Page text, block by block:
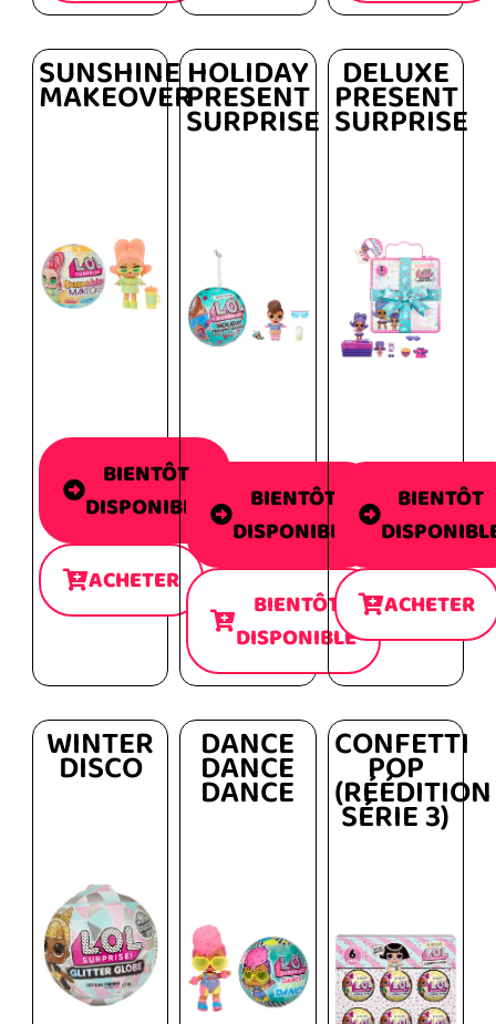
SUNSHINE
MAKEOVER
BIENTÔT
DISPONIBLE
ACHETER
HOLIDAY
PRESENT
SURPRISE
BIENTÔT
DISPONIBLE
BIENTÔT
DISPONIBLE
DELUXE
PRESENT
SURPRISE
BIENTÔT
ACHETER
WINTER
DISCO DANCE
DANCE
DANCE
CONFETTI
POP
(RÉÉDITION
SÉRIE 3)